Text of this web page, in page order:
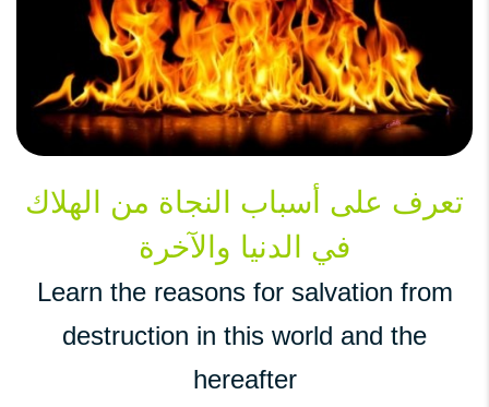
تعرف على أسباب النجاة من الهلاك
في الدنيا والآخرة
Learn the reasons for salvation from
destruction in this world and the
hereafter